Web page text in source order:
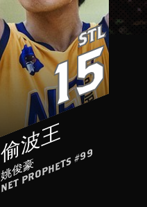
偷波王
姚俊豪
NET PROPHETS #99
STL
15